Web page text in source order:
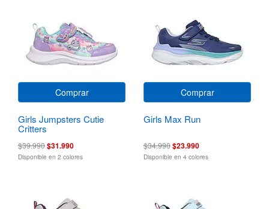
Comprar
Girls Jumpsters Cutie
Critters
$39.990$31.990
Disponible en 2 colores
Comprar
Girls Max Run
$34.990$23.990
Disponible en 4 colores